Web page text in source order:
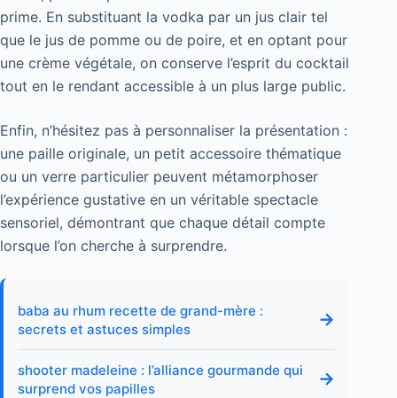
prime. En substituant la vodka par un jus clair tel
que le jus de pomme ou de poire, et en optant pour
une crème végétale, on conserve l’esprit du cocktail
tout en le rendant accessible à un plus large public.
Enfin, n’hésitez pas à personnaliser la présentation :
une paille originale, un petit accessoire thématique
ou un verre particulier peuvent métamorphoser
l’expérience gustative en un véritable spectacle
sensoriel, démontrant que chaque détail compte
lorsque l’on cherche à surprendre.
baba au rhum recette de grand-mère :
secrets et astuces simples
→
shooter madeleine : l’alliance gourmande qui
surprend vos papilles
→